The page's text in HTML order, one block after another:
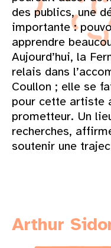
des publics, une
importante :
apprendre
Aujourd’hui, la
relais dans
Coullon ; elle se
pour cette artiste
prometteur. Un
recherches,
soutenir une
Arthur